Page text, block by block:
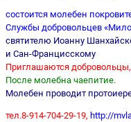
состоится молебен
Службы добровольцев
святителю Иоанну
и Сан-Францисскому
Приглашаются
После молебна чаепитие.
Молебен проводит
тел.8-914-704-29-19, http://